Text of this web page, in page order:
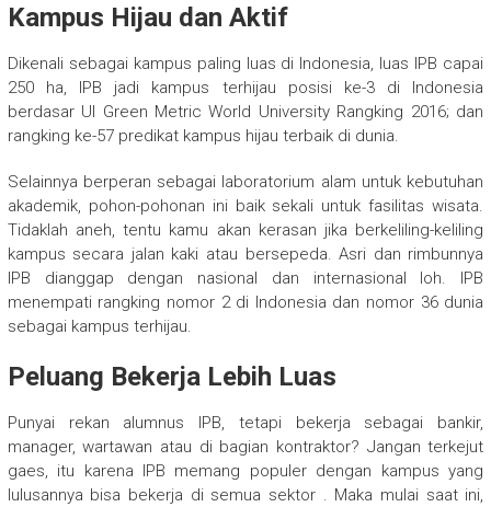
Kampus Hijau dan Aktif
Dikenali sebagai kampus paling luas di Indonesia, luas IPB capai
250 ha, IPB jadi kampus terhijau posisi ke-3 di Indonesia
berdasar UI Green Metric World University Rangking 2016; dan
rangking ke-57 predikat kampus hijau terbaik di dunia.
Selainnya berperan sebagai laboratorium alam untuk kebutuhan
akademik, pohon-pohonan ini baik sekali untuk fasilitas wisata.
Tidaklah aneh, tentu kamu akan kerasan jika berkeliling-keliling
kampus secara jalan kaki atau bersepeda. Asri dan rimbunnya
IPB dianggap dengan nasional dan internasional loh. IPB
menempati rangking nomor 2 di Indonesia dan nomor 36 dunia
sebagai kampus terhijau.
Peluang Bekerja Lebih Luas
Punyai rekan alumnus IPB, tetapi bekerja sebagai bankir,
manager, wartawan atau di bagian kontraktor? Jangan terkejut
gaes, itu karena IPB memang populer dengan kampus yang
lulusannya bisa bekerja di semua sektor . Maka mulai saat ini,